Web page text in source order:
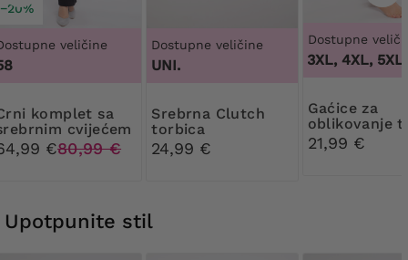
−20%
veličine
sa
cvijećem
€80,99 €
Dostupne veličine
UNI.
Srebrna Clutch
torbica
24,99 €
Dostupne
3XL, 4XL,
gaćice za
oblikovanje
visokim
21,99 €
100 tisuća, 100B, 100C,
Upotpunite stil